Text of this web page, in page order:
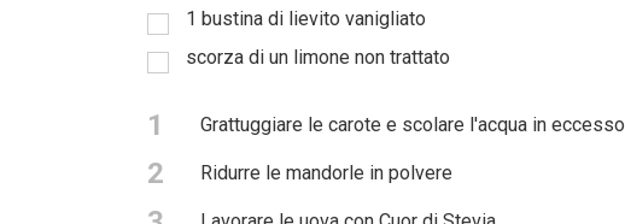
1 bustina di lievito vanigliato
scorza di un limone non trattato
1 Grattuggiare le carote e scolare l'acqua in eccesso
2 Ridurre le mandorle in polvere